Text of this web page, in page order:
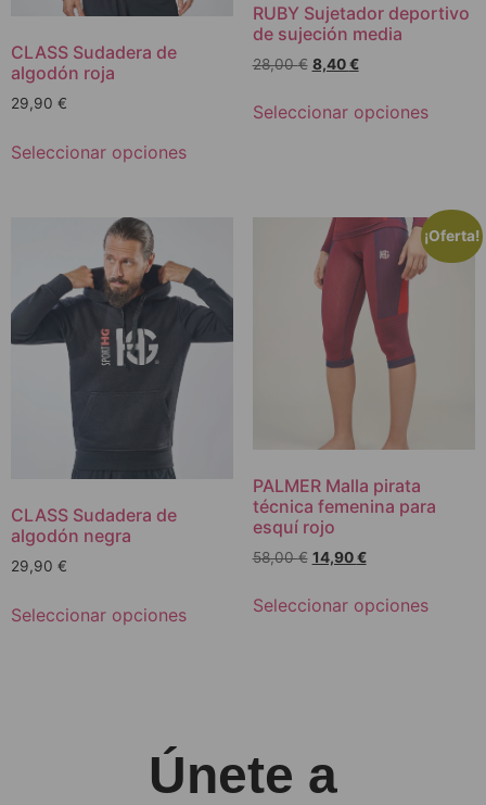
CLASS Sudadera de
algodón roja
29,90 €
Seleccionar opciones
RUBY Sujetador deportivo
de sujeción media
28,00€ 8,40€
Seleccionar opciones
CLASS Sudadera de
algodón negra
29,90 €
Seleccionar opciones
¡Oferta!
PALMER Malla pirata
técnica femenina para
esquí rojo
58,00€ 14,90€
Seleccionar opciones
Únete a